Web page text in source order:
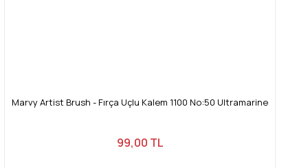
Marvy Artist Brush - Fırça Uçlu Kalem 1100 No:50 Ultramarine
99,00 TL